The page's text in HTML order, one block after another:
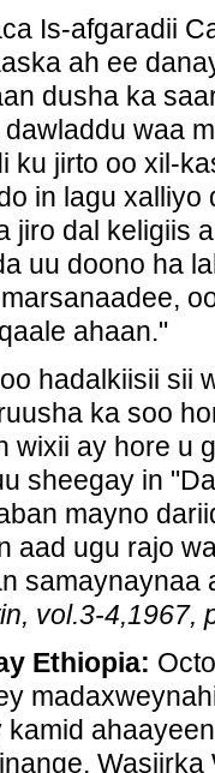
Is-afgaradii
ah ee
dusha ka
waa
ku jirto oo xil-
in lagu
jiro dal keligiis
uu doono ha
ahaan."
hadalkiisii sii
ka soo
wixii ay hore u
sheegay in
mayno
aad ugu rajo
samaynaynaa
vol.3-4,1967,
Ethiopia: